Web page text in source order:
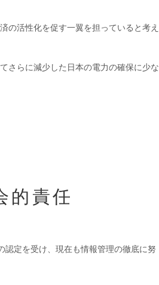
の活性化を促す一翼を担っていると考え
さらに減少した日本の電力の確保に少な
的責任
定を受け、現在も情報管理の徹底に努